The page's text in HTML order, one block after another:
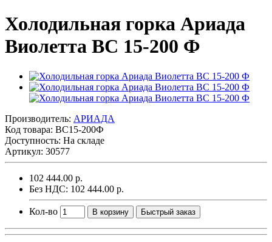
Холодильная горка Ариада
Виолетта ВС 15-200 Ф
Производитель: АРИАДА
Код товара: ВС15-200Ф
Доступность: На складе
Артикул: 30577
102 444.00 р.
Без НДС: 102 444.00 р.
Кол-во В корзину Быстрый заказ